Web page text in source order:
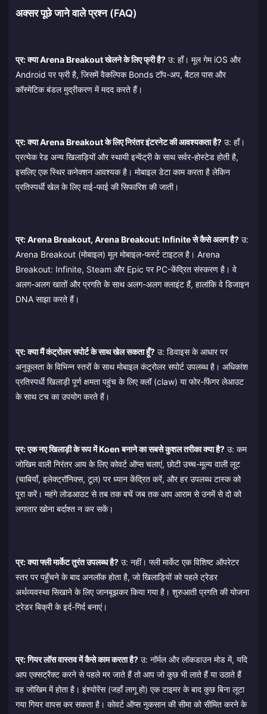
अक्सर पूछे जाने वाले प्रश्न (FAQ)
प्र: क्या Arena Breakout खेलने के लिए फ्री है? उ: हाँ। मूल गेम iOS और
Android पर फ्री है, जिसमें वैकल्पिक Bonds टॉप-अप, बैटल पास और
कॉस्मेटिक बंडल मुद्रीकरण में मदद करते हैं।
प्र: क्या Arena Breakout के लिए निरंतर इंटरनेट की आवश्यकता है? उ: हाँ।
प्रत्येक रेड अन्य खिलाड़ियों और स्थायी इन्वेंट्री के साथ सर्वर-होस्टेड होती है,
इसलिए एक स्थिर कनेक्शन आवश्यक है। मोबाइल डेटा काम करता है लेकिन
प्रतिस्पर्धी खेल के लिए वाई-फाई की सिफारिश की जाती।
प्र: Arena Breakout, Arena Breakout: Infinite से कैसे अलग है? उ:
Arena Breakout (मोबाइल) मूल मोबाइल-फर्स्ट टाइटल है। Arena
Breakout: Infinite, Steam और Epic पर PC-केंद्रित संस्करण है। वे
अलग-अलग खातों और प्रगति के साथ अलग-अलग क्लाइंट हैं, हालांकि वे डिजाइन
DNA साझा करते हैं।
प्र: क्या मैं कंट्रोलर सपोर्ट के साथ खेल सकता हूँ? उ: डिवाइस के आधार पर
अनुकूलता के विभिन्न स्तरों के साथ मोबाइल कंट्रोलर सपोर्ट उपलब्ध है। अधिकांश
प्रतिस्पर्धी खिलाड़ी पूर्ण क्षमता पहुंच के लिए क्लॉ (claw) या फोर-फिंगर लेआउट
के साथ टच का उपयोग करते हैं।
प्र: एक नए खिलाड़ी के रूप में Koen बनाने का सबसे कुशल तरीका क्या है? उ: कम
जोखिम वाली निरंतर आय के लिए कोवर्ट ऑप्स चलाएं, छोटी उच्च-मूल्य वाली लूट
(चाबियाँ, इलेक्ट्रॉनिक्स, टूल) पर ध्यान केंद्रित करें, और हर उपलब्ध टास्क को
पूरा करें। महंगे लोडआउट से तब तक बचें जब तक आप आराम से उनमें से दो को
लगातार खोना बर्दाश्त न कर सकें।
प्र: क्या फ्ली मार्केट तुरंत उपलब्ध है? उ: नहीं। फ्ली मार्केट एक विशिष्ट ऑपरेटर
स्तर पर पहुँचने के बाद अनलॉक होता है, जो खिलाड़ियों को पहले ट्रेडर
अर्थव्यवस्था सिखाने के लिए जानबूझकर किया गया है। शुरुआती प्रगति की योजना
ट्रेडर बिक्री के इर्द-गिर्द बनाएं।
प्र: गियर लॉस वास्तव में कैसे काम करता है? उ: नॉर्मल और लॉकडाउन मोड में, यदि
आप एक्सट्रैक्ट करने से पहले मर जाते हैं तो आप जो कुछ भी लाते हैं या उठाते हैं
वह जोखिम में होता है। इंश्योरेंस (जहाँ लागू हो) एक टाइमर के बाद कुछ बिना लूटा
गया गियर वापस कर सकता है। कोवर्ट ऑप्स नुकसान की सीमा को सीमित करने के